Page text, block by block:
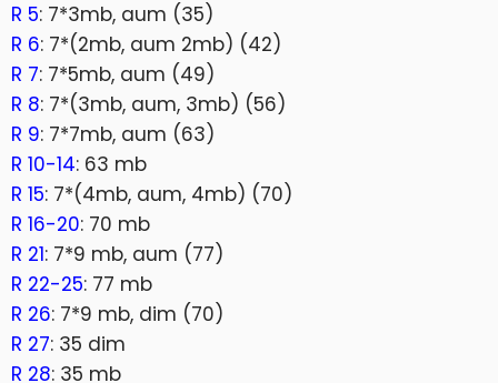
R 5: 7*3mb, aum (35)
R 6: 7*(2mb, aum 2mb) (42)
R 7: 7*5mb, aum (49)
R 8: 7*(3mb, aum, 3mb) (56)
R 9: 7*7mb, aum (63)
R 10-14: 63 mb
R 15: 7*(4mb, aum, 4mb) (70)
R 16-20: 70 mb
R 21: 7*9 mb, aum (77)
R 22-25: 77 mb
R 26: 7*9 mb, dim (70)
R 27: 35 dim
R 28: 35 mb